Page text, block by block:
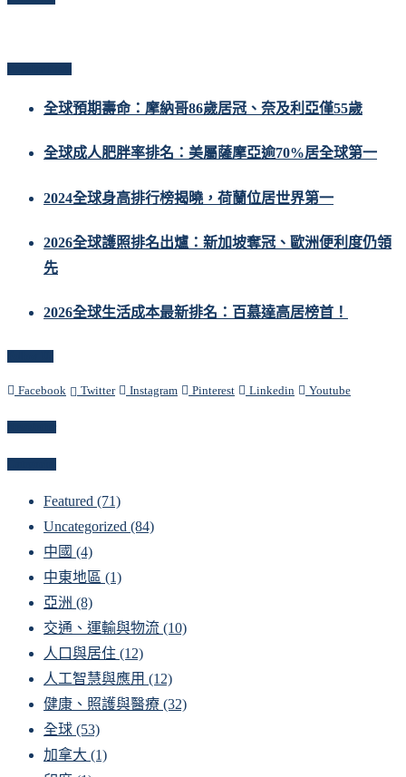
全球預期壽命：摩納哥86歲居冠、奈及利亞僅55歲
全球成人肥胖率排名：美屬薩摩亞逾70%居全球第一
2024全球身高排行榜揭曉，荷蘭位居世界第一
2026全球護照排名出爐：新加坡奪冠、歐洲便利度仍領
先
2026全球生活成本最新排名：百慕達高居榜首！
Facebook Twitter Instagram Pinterest Linkedin Youtube
Featured (71)
Uncategorized (84)
中國 (4)
中東地區 (1)
亞洲 (8)
交通、運輸與物流 (10)
人口與居住 (12)
人工智慧與應用 (12)
健康、照護與醫療 (32)
全球 (53)
加拿大 (1)